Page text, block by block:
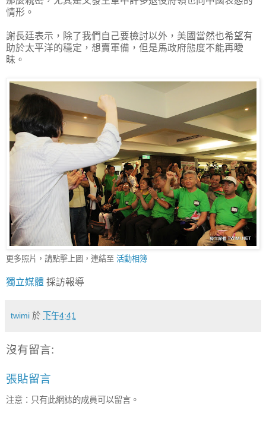
情形。
謝長廷表示，除了我們自己要檢討以外，美國當然也希望有
助於太平洋的穩定，想賣軍備，但是馬政府態度不能再曖
昧。
更多照片，請點擊上圖，連結至 活動相簿
獨立媒體 採訪報導
twimi 於 下午4:41
沒有留言:
張貼留言
注意：只有此網誌的成員可以留言。